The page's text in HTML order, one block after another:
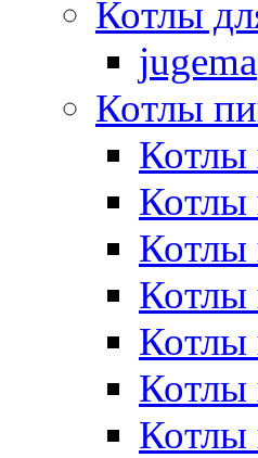
Котлы
jugema
Котлы
Котлы
Котлы
Котлы
Котлы
Котлы